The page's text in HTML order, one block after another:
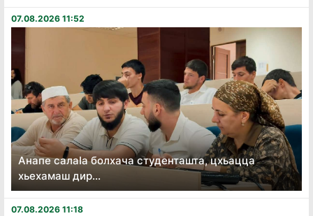
07.08.2026 11:52
Анапе салаӏа болхача студенташта, цхьацца
хьехамаш дир...
07.08.2026 11:18